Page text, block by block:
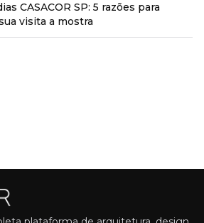
CASACOR SP: 5 razões para
visita a mostra